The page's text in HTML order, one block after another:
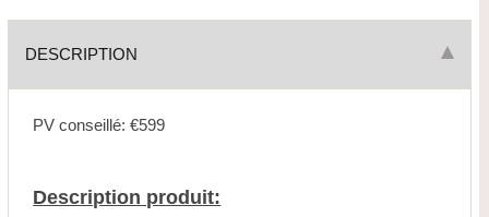
DESCRIPTION
PV conseillé: €599
Description produit: